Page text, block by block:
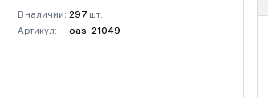
В наличии: 297 шт.
Артикул:
oas-21049